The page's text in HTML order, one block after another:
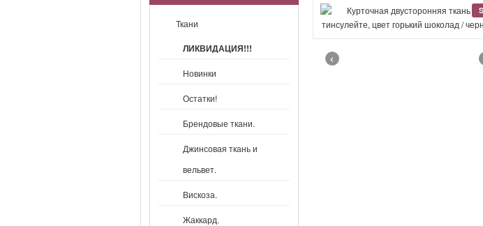
Ткани
ЛИКВИДАЦИЯ!!!
Новинки
Остатки!
Брендовые ткани.
Джинсовая ткань и
вельвет.
Вискоза.
Жаккард.
‹